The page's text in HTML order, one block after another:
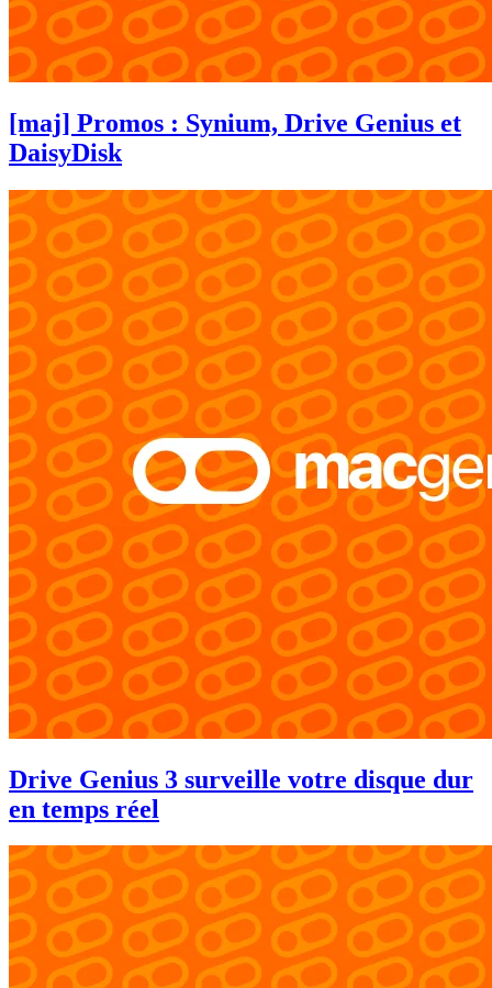
[maj] Promos : Synium, Drive Genius et
DaisyDisk
Drive Genius 3 surveille votre disque dur
en temps réel